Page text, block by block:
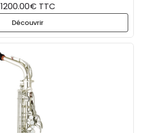
1200.00€ TTC
Découvrir